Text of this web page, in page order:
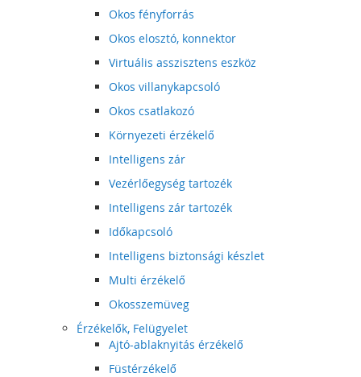
Okos fényforrás
Okos elosztó, konnektor
Virtuális asszisztens eszköz
Okos villanykapcsoló
Okos csatlakozó
Környezeti érzékelő
Intelligens zár
Vezérlőegység tartozék
Intelligens zár tartozék
Időkapcsoló
Intelligens biztonsági készlet
Multi érzékelő
Okosszemüveg
Érzékelők, Felügyelet
Ajtó-ablaknyitás érzékelő
Füstérzékelő